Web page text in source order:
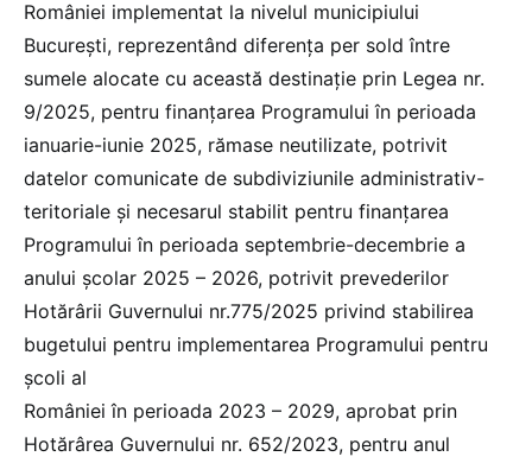
României implementat la nivelul municipiului
București, reprezentând diferenţa per sold între
sumele alocate cu această destinaţie prin Legea nr.
9/2025, pentru finanțarea Programului în perioada
ianuarie-iunie 2025, rămase neutilizate, potrivit
datelor comunicate de subdiviziunile administrativ-
teritoriale şi necesarul stabilit pentru finanţarea
Programului în perioada septembrie-decembrie a
anului şcolar 2025 – 2026, potrivit prevederilor
Hotărârii Guvernului nr.775/2025 privind stabilirea
bugetului pentru implementarea Programului pentru
școli al
României în perioada 2023 – 2029, aprobat prin
Hotărârea Guvernului nr. 652/2023, pentru anul